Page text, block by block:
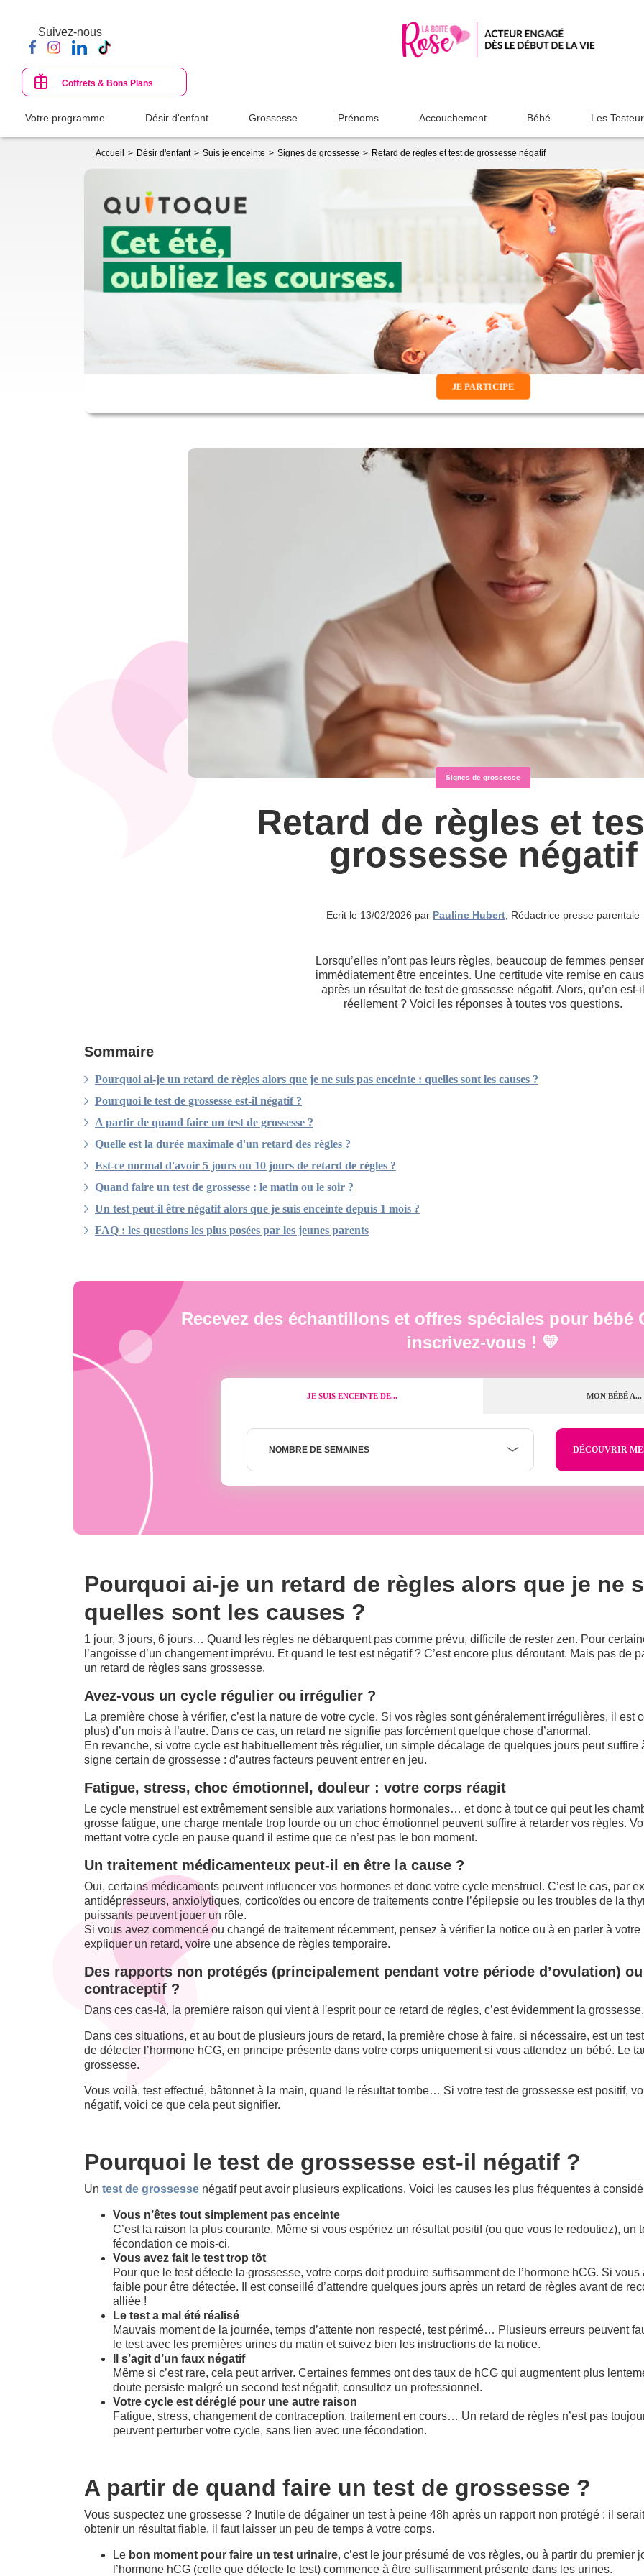
contenu
principal
Suivez-nous
Coffrets & Bons Plans
Votre programme Désir d'enfant Grossesse Prénoms Accouchement Bébé Les
d'Ariane
Accueil Désir d'enfant Suis je enceinte Signes de grossesse Retard de règles et test de grossesse négatif
JE PARTICIPE
Signes de grossesse
Retard de règles et
grossesse négatif
Ecrit le 13/02/2026 par Pauline Hubert, Rédactrice presse parentale
Lorsqu’elles n’ont pas leurs règles, beaucoup de femmes
immédiatement être enceintes. Une certitude vite remise en
après un résultat de test de grossesse négatif. Alors, qu’en est-il
réellement ? Voici les réponses à toutes vos questions.
Sommaire
Pourquoi ai-je un retard de règles alors que je ne suis pas enceinte : quelles sont les causes ?
Pourquoi le test de grossesse est-il négatif ?
A partir de quand faire un test de grossesse ?
Quelle est la durée maximale d'un retard des règles ?
Est-ce normal d'avoir 5 jours ou 10 jours de retard de règles ?
Quand faire un test de grossesse : le matin ou le soir ?
Un test peut-il être négatif alors que je suis enceinte depuis 1 mois ?
FAQ : les questions les plus posées par les jeunes parents
Recevez des échantillons et offres spéciales pour bébé
inscrivez-vous ! 💛
JE SUIS ENCEINTE DE... MON BÉBÉ A...
Nombre
semaines
NOMBRE DE SEMAINES
Pourquoi ai-je un retard de règles alors que je ne
quelles sont les causes ?
1 jour, 3 jours, 6 jours… Quand les règles ne débarquent pas comme prévu, difficile de rester zen. Pour
l’angoisse d’un changement imprévu. Et quand le test est négatif ? C’est encore plus déroutant. Mais pas
un retard de règles sans grossesse.
Avez-vous un cycle régulier ou irrégulier ?
La première chose à vérifier, c’est la nature de votre cycle. Si vos règles sont généralement irrégulières, il est
plus) d’un mois à l’autre. Dans ce cas, un retard ne signifie pas forcément quelque chose d’anormal.
En revanche, si votre cycle est habituellement très régulier, un simple décalage de quelques jours peut suffire
signe certain de grossesse : d’autres facteurs peuvent entrer en jeu.
Fatigue, stress, choc émotionnel, douleur : votre corps réagit
Le cycle menstruel est extrêmement sensible aux variations hormonales… et donc à tout ce qui peut les
grosse fatigue, une charge mentale trop lourde ou un choc émotionnel peuvent suffire à retarder vos règles.
mettant votre cycle en pause quand il estime que ce n’est pas le bon moment.
Un traitement médicamenteux peut-il en être la cause ?
Oui, certains médicaments peuvent influencer vos hormones et donc votre cycle menstruel. C’est le cas, par
antidépresseurs, anxiolytiques, corticoïdes ou encore de traitements contre l’épilepsie ou les troubles de la
puissants peuvent jouer un rôle.
Si vous avez commencé ou changé de traitement récemment, pensez à vérifier la notice ou à en parler à
expliquer un retard, voire une absence de règles temporaire.
Des rapports non protégés (principalement pendant votre période d’ovulation)
contraceptif ?
Dans ces cas-là, la première raison qui vient à l'esprit pour ce retard de règles, c’est évidemment la grossesse.
Dans ces situations, et au bout de plusieurs jours de retard, la première chose à faire, si nécessaire, est un
de détecter l’hormone hCG, en principe présente dans votre corps uniquement si vous attendez un bébé. Le
grossesse.
Vous voilà, test effectué, bâtonnet à la main, quand le résultat tombe… Si votre test de grossesse est positif,
négatif, voici ce que cela peut signifier.
Pourquoi le test de grossesse est-il négatif ?
Un test de grossesse négatif peut avoir plusieurs explications. Voici les causes les plus fréquentes à
Vous n’êtes tout simplement pas enceinte
C’est la raison la plus courante. Même si vous espériez un résultat positif (ou que vous le redoutiez), un
fécondation ce mois-ci.
Vous avez fait le test trop tôt
Pour que le test détecte la grossesse, votre corps doit produire suffisamment de l’hormone hCG. Si
faible pour être détectée. Il est conseillé d’attendre quelques jours après un retard de règles avant de
alliée !
Le test a mal été réalisé
Mauvais moment de la journée, temps d’attente non respecté, test périmé… Plusieurs erreurs peuvent
le test avec les premières urines du matin et suivez bien les instructions de la notice.
Il s’agit d’un faux négatif
Même si c’est rare, cela peut arriver. Certaines femmes ont des taux de hCG qui augmentent plus
doute persiste malgré un second test négatif, consultez un professionnel.
Votre cycle est déréglé pour une autre raison
Fatigue, stress, changement de contraception, traitement en cours… Un retard de règles n’est pas
peuvent perturber votre cycle, sans lien avec une fécondation.
A partir de quand faire un test de grossesse ?
Vous suspectez une grossesse ? Inutile de dégainer un test à peine 48h après un rapport non protégé : il
obtenir un résultat fiable, il faut laisser un peu de temps à votre corps.
Le bon moment pour faire un test urinaire, c’est le jour présumé de vos règles, ou à partir du premier
l’hormone hCG (celle que détecte le test) commence à être suffisamment présente dans les urines.